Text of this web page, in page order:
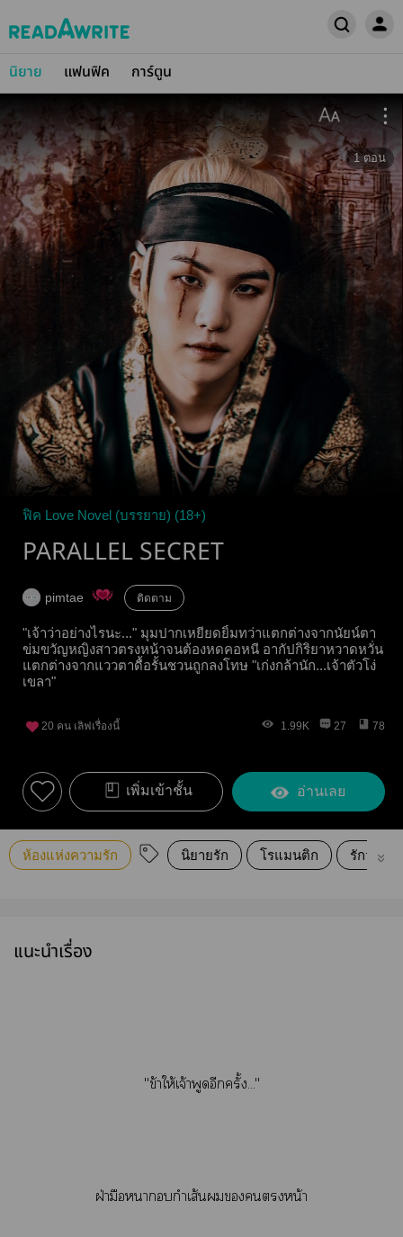
นิยาย แฟนฟิค การ์ตูน
1 ตอน
ฟิค Love Novel (บรรยาย) (18+)
PARALLEL SECRET
pimtae ติดตาม
"เจ้าว่าอย่างไรนะ..." มุมปากเหยียดยิ้มทว่าแตกต่างจากนัยน์ตา
ข่มขวัญหญิงสาวตรงหน้าจนต้องหดคอหนี อากัปกิริยาหวาดหวั่น
แตกต่างจากแววตาดื้อรั้นชวนถูกลงโทษ "เก่งกล้านัก...เจ้าตัวโง่
เขลา"
20 คน เลิฟเรื่องนี้ 1.99K 27 78
เพิ่มเข้าชั้น อ่านเลย
ห้องแห่งความรัก นิยายรัก โรแมนติก รักวัยรุ่น
แนะนำเรื่อง
"ข้าให้เจ้าพูดอีกครั้ง..."
ฝ่ามือากำเส้นหน้า